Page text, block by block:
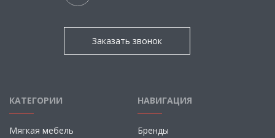
Заказать звонок
КАТЕГОРИИ
Мягкая мебель
НАВИГАЦИЯ
Бренды